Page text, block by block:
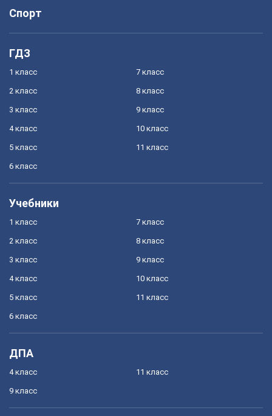
Спорт
ГДЗ
1 класс
2 класс
3 класс
4 класс
5 класс
6 класс
7 класс
8 класс
9 класс
10 класс
11 класс
Учебники
1 класс
2 класс
3 класс
4 класс
5 класс
6 класс
7 класс
8 класс
9 класс
10 класс
11 класс
ДПА
4 класс
9 класс
11 класс